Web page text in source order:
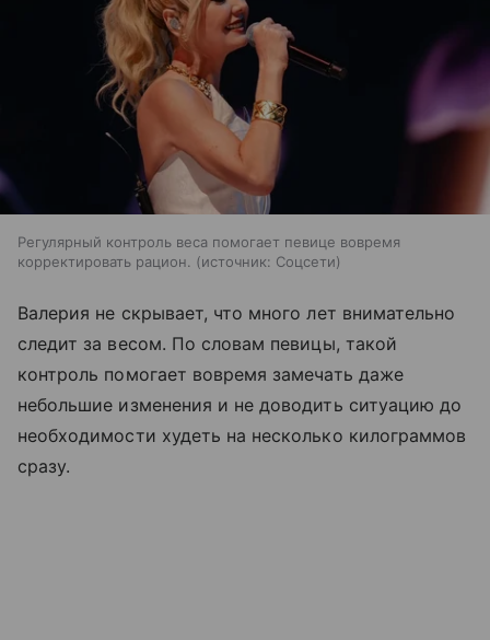
Регулярный контроль веса помогает певице вовремя
корректировать рацион.
источник: Соцсети
Валерия не скрывает, что много лет внимательно
следит за весом. По словам певицы, такой
контроль помогает вовремя замечать даже
небольшие изменения и не доводить ситуацию до
необходимости худеть на несколько килограммов
сразу.